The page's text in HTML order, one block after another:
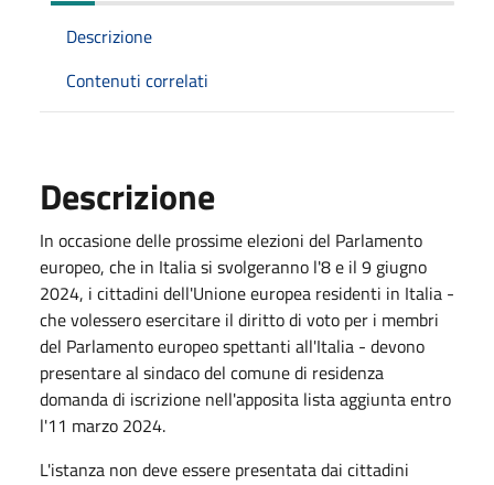
Descrizione
Contenuti correlati
Descrizione
In occasione delle prossime elezioni del Parlamento
europeo, che in Italia si svolgeranno l'8 e il 9 giugno
2024, i cittadini dell'Unione europea residenti in Italia -
che volessero esercitare il diritto di voto per i membri
del Parlamento europeo spettanti all'Italia - devono
presentare al sindaco del comune di residenza
domanda di iscrizione nell'apposita lista aggiunta entro
l'11 marzo 2024.
L'istanza non deve essere presentata dai cittadini